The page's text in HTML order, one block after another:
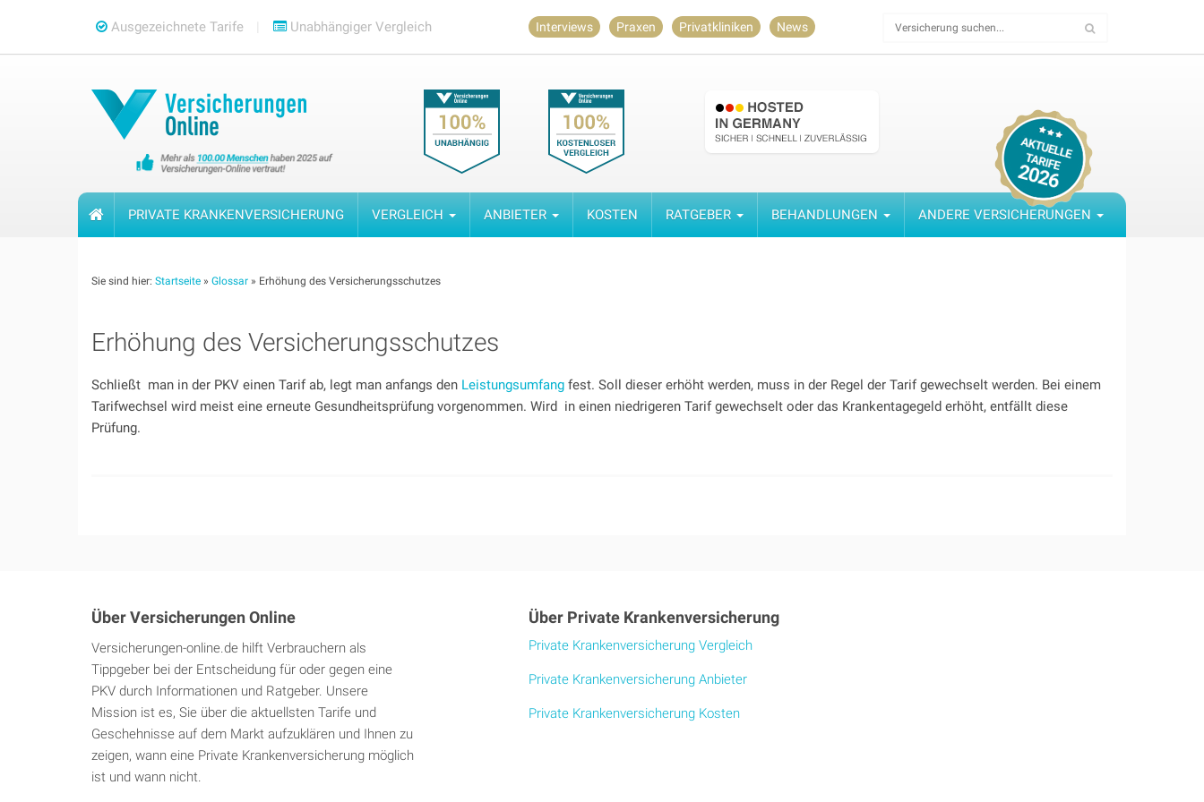
content
Ausgezeichnete Tarife Unabhängiger Vergleich Interviews Praxen Privatkliniken News
PRIVATE KRANKENVERSICHERUNG VERGLEICH ANBIETER KOSTEN RATGEBER BEHANDLUNGEN ANDERE VERSICHERUNGEN
Sie sind hier: Startseite » Glossar » Erhöhung des Versicherungsschutzes
Erhöhung des Versicherungsschutzes
Schließt man in der PKV einen Tarif ab, legt man anfangs den Leistungsumfang fest. Soll dieser erhöht werden, muss in der Regel der Tarif gewechselt werden. Bei einem
Tarifwechsel wird meist eine erneute Gesundheitsprüfung vorgenommen. Wird in einen niedrigeren Tarif gewechselt oder das Krankentagegeld erhöht, entfällt diese
Prüfung.
Über Versicherungen Online
Versicherungen-online.de hilft Verbrauchern als
Tippgeber bei der Entscheidung für oder gegen eine
PKV durch Informationen und Ratgeber. Unsere
Mission ist es, Sie über die aktuellsten Tarife und
Geschehnisse auf dem Markt aufzuklären und Ihnen zu
zeigen, wann eine Private Krankenversicherung möglich
ist und wann nicht.
Über Private Krankenversicherung
Private Krankenversicherung Vergleich
Private Krankenversicherung Anbieter
Private Krankenversicherung Kosten